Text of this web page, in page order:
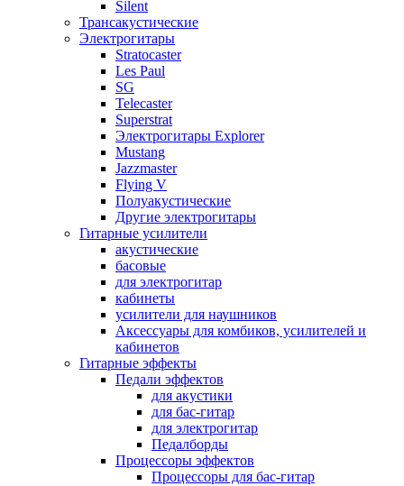
Silent
Трансакустические
Электрогитары
Stratocaster
Les Paul
SG
Telecaster
Superstrat
Электрогитары Explorer
Mustang
Jazzmaster
Flying V
Полуакустические
Другие электрогитары
Гитарные усилители
акустические
басовые
для электрогитар
кабинеты
усилители для наушников
Аксессуары для комбиков, усилителей и
кабинетов
Гитарные эффекты
Педали эффектов
для акустики
для бас-гитар
для электрогитар
Педалборды
Процессоры эффектов
Процессоры для бас-гитар